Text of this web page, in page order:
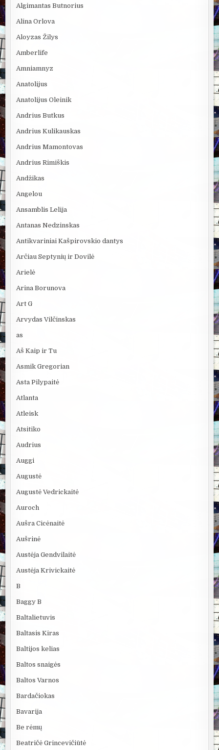
Algimantas Butnorius
Alina Orlova
Aloyzas Žilys
Amberlife
Amniamnyz
Anatolijus
Anatolijus Oleinik
Andrius Butkus
Andrius Kulikauskas
Andrius Mamontovas
Andrius Rimiškis
Andžikas
Angelou
Ansamblis Lelija
Antanas Nedzinskas
Antikvariniai Kašpirovskio dantys
Arčiau Septynių ir Dovilė
Arielė
Arina Borunova
Art G
Arvydas Vilčinskas
as
Aš Kaip ir Tu
Asmik Gregorian
Asta Pilypaitė
Atlanta
Atleisk
Atsitiko
Audrius
Auggi
Augustė
Augustė Vedrickaitė
Auroch
Aušra Cicėnaitė
Aušrinė
Austėja Gendvilaitė
Austėja Krivickaitė
B
Baggy B
Baltalietuvis
Baltasis Kiras
Baltijos kelias
Baltos snaigės
Baltos Varnos
Bardačiokas
Bavarija
Be rėmų
Beatričė Grincevičiūtė